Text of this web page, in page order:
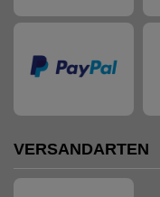
VERSANDARTEN